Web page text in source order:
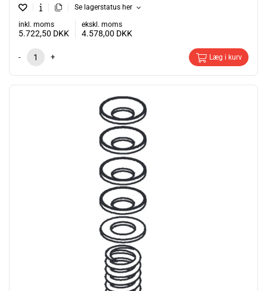
Se lagerstatus her
inkl. moms
5.722,50 DKK
ekskl. moms
4.578,00 DKK
- + Læg i kurv